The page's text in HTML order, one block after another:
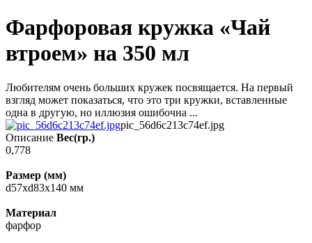
Фарфоровая кружка «Чай
втроем» на 350 мл
Любителям очень больших кружек посвящается. На первый
взгляд может показаться, что это три кружки, вставленные
одна в другую, но иллюзия ошибочна ...
pic_56d6c213c74ef.jpg
Описание Вес(гр.)
0,778
Размер (мм)
d57xd83x140 мм
Материал
фарфор